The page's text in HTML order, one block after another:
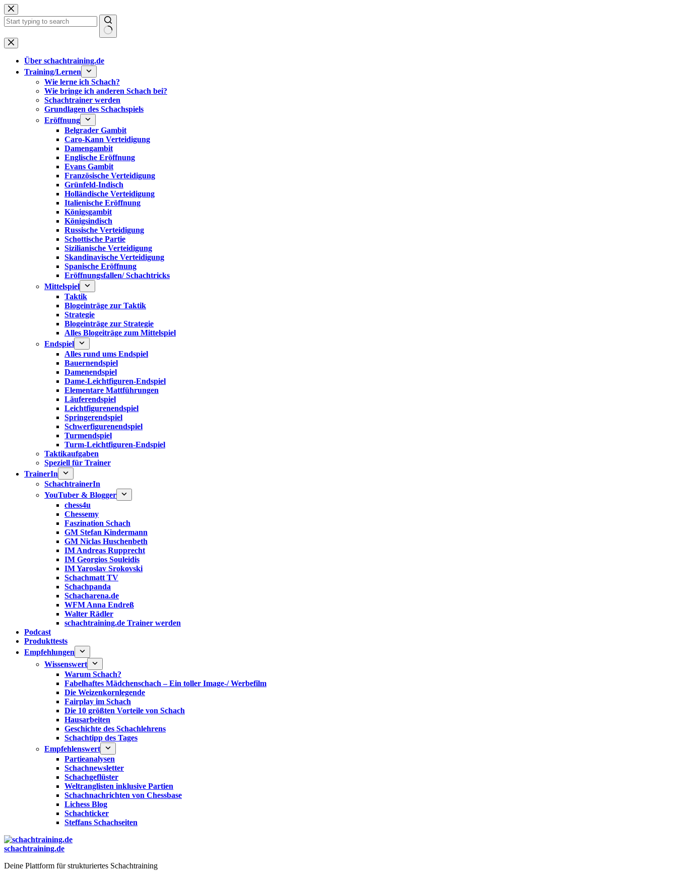
Zum
Inhalt
springen
Keine
Ergebnisse
Über schachtraining.de
Training/Lernen
Wie lerne ich Schach?
Wie bringe ich anderen Schach bei?
Schachtrainer werden
Grundlagen des Schachspiels
Eröffnung
Belgrader Gambit
Caro-Kann Verteidigung
Damengambit
Englische Eröffnung
Evans Gambit
Französische Verteidigung
Grünfeld-Indisch
Holländische Verteidigung
Italienische Eröffnung
Königsgambit
Königsindisch
Russische Verteidigung
Schottische Partie
Sizilianische Verteidigung
Skandinavische Verteidigung
Spanische Eröffnung
Eröffnungsfallen/ Schachtricks
Mittelspiel
Taktik
Blogeinträge zur Taktik
Strategie
Blogeinträge zur Strategie
Alles Blogeiträge zum Mittelspiel
Endspiel
Alles rund ums Endspiel
Bauernendspiel
Damenendspiel
Dame-Leichtfiguren-Endspiel
Elementare Mattführungen
Läuferendspiel
Leichtfigurenendspiel
Springerendspiel
Schwerfigurenendspiel
Turmendspiel
Turm-Leichtfiguren-Endspiel
Taktikaufgaben
Speziell für Trainer
TrainerIn
SchachtrainerIn
YouTuber & Blogger
chess4u
Chessemy
Faszination Schach
GM Stefan Kindermann
GM Niclas Huschenbeth
IM Andreas Rupprecht
IM Georgios Souleidis
IM Yaroslav Srokovski
Schachmatt TV
Schachpanda
Schacharena.de
WFM Anna Endreß
Walter Rädler
schachtraining.de Trainer werden
Podcast
Produkttests
Empfehlungen
Wissenswert
Warum Schach?
Fabelhaftes Mädchenschach – Ein toller Image-/ Werbefilm
Die Weizenkornlegende
Fairplay im Schach
Die 10 größten Vorteile von Schach‎
Hausarbeiten
Geschichte des Schachlehrens
Schachtipp des Tages
Empfehlenswert
Partieanalysen
Schachnewsletter
Schachgeflüster
Weltranglisten inklusive Partien
Schachnachrichten von Chessbase
Lichess Blog
Schachticker
Steffans Schachseiten
schachtraining.de
Deine Plattform für strukturiertes Schachtraining